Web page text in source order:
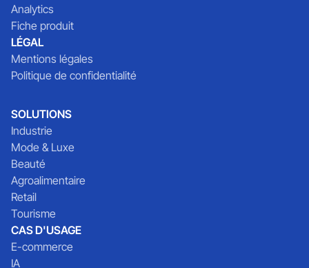
Analytics
Fiche produit
LÉGAL
Mentions légales
Politique de confidentialité
SOLUTIONS
Industrie
Mode & Luxe
Beauté
Agroalimentaire
Retail
Tourisme
CAS D'USAGE
E-commerce
IA